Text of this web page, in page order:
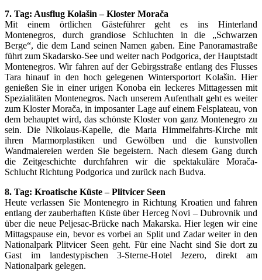
7. Tag: Ausflug Kolašin – Kloster Morača
Mit einem örtlichen Gästeführer geht es ins Hinterland
Montenegros, durch grandiose Schluchten in die „Schwarzen
Berge“, die dem Land seinen Namen gaben. Eine Panoramastraße
führt zum Skadarsko-See und weiter nach Podgorica, der Hauptstadt
Montenegros. Wir fahren auf der Gebirgsstraße entlang des Flusses
Tara hinauf in den hoch gelegenen Wintersportort Kolašin. Hier
genießen Sie in einer urigen Konoba ein leckeres Mittagessen mit
Spezialitäten Montenegros. Nach unserem Aufenthalt geht es weiter
zum Kloster Morača, in imposanter Lage auf einem Felsplateau, von
dem behauptet wird, das schönste Kloster von ganz Montenegro zu
sein. Die Nikolaus-Kapelle, die Maria Himmelfahrts-Kirche mit
ihren Marmorplastiken und Gewölben und die kunstvollen
Wandmalereien werden Sie begeistern. Nach diesem Gang durch
die Zeitgeschichte durchfahren wir die spektakuläre Morača-
Schlucht Richtung Podgorica und zurück nach Budva.
8. Tag: Kroatische Küste – Plitvicer Seen
Heute verlassen Sie Montenegro in Richtung Kroatien und fahren
entlang der zauberhaften Küste über Herceg Novi – Dubrovnik und
über die neue Peljesac-Brücke nach Makarska. Hier legen wir eine
Mittagspause ein, bevor es vorbei an Split und Zadar weiter in den
Nationalpark Plitvicer Seen geht. Für eine Nacht sind Sie dort zu
Gast im landestypischen 3-Sterne-Hotel Jezero, direkt am
Nationalpark gelegen.